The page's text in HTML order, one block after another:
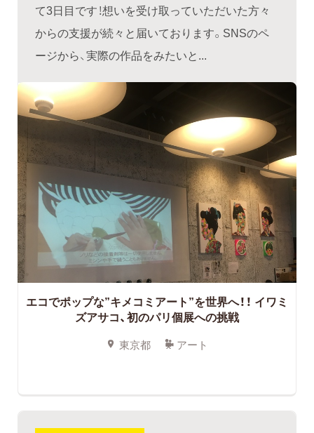
て3日目です！想いを受け取っていただいた方々
からの支援が続々と届いております。SNSのペ
ージから、実際の作品をみたいと...
エコでポップな”キメコミアート”を世界へ！！ イワミ
ズアサコ、初のパリ個展への挑戦
東京都 アート